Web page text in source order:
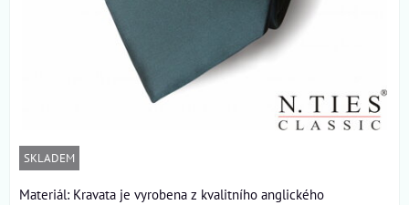
SKLADEM
Materiál: Kravata je vyrobena z kvalitního anglického